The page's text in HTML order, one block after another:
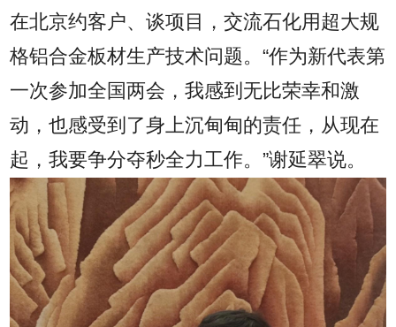
在北京约客户、谈项目，交流石化用超大规
格铝合金板材生产技术问题。“作为新代表第
一次参加全国两会，我感到无比荣幸和激
动，也感受到了身上沉甸甸的责任，从现在
起，我要争分夺秒全力工作。”谢延翠说。